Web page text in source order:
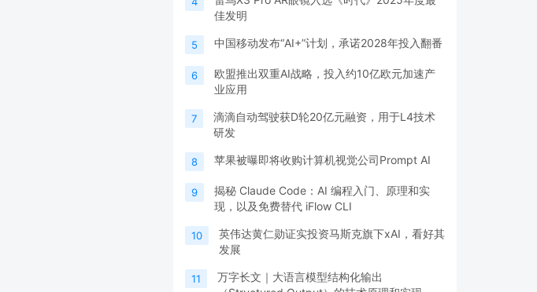
佳发明
5 中国移动发布“AI+”计划，承诺2028年投入翻番
6
欧盟推出双重AI战略，投入约10亿欧元加速产
业应用
7
滴滴自动驾驶获D轮20亿元融资，用于L4技术
研发
8 苹果被曝即将收购计算机视觉公司Prompt AI
9
揭秘 Claude Code：AI 编程入门、原理和实
现，以及免费替代 iFlow CLI
10
英伟达黄仁勋证实投资马斯克旗下xAI，看好其
发展
11
万字长文｜大语言模型结构化输出